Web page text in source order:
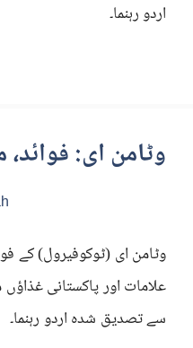
اردو رہنما۔
وٹامن ای: فوائد،
وٹامن ای (ٹوکوفیرول) کے
علامات اور پاکستانی
سے تصدیق شدہ اردو رہنما۔